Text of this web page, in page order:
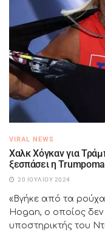
VIRAL NEWS
Χαλκ Χόγκαν για
ξεσπάσει η
20 ΙΟΥΛΊΟΥ 2024
«Βγήκε από τα
Hogan, ο οποίος δεν
υποστηρικτής του